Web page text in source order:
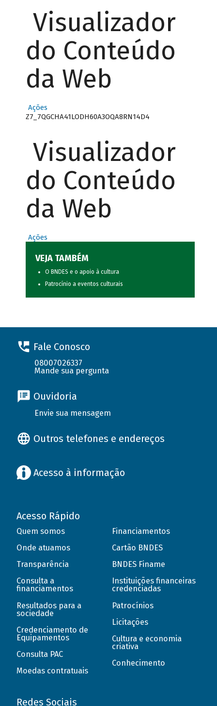
Visualizador
do Conteúdo
da Web
Ações
Z7_7QGCHA41LODH60A3OQA8RN14D4
Visualizador
do Conteúdo
da Web
Ações
VEJA TAMBÉM
O BNDES e o apoio à cultura
Patrocínio a eventos culturais
Fale Conosco
08007026337
Mande sua pergunta
Ouvidoria
Envie sua mensagem
Outros telefones e endereços
Acesso à informação
Acesso Rápido
Quem somos
Onde atuamos
Transparência
Consulta a
financiamentos
Resultados para a
sociedade
Credenciamento de
Equipamentos
Consulta PAC
Moedas contratuais
Financiamentos
Cartão BNDES
BNDES Finame
Instituições financeiras
credenciadas
Patrocínios
Licitações
Cultura e economia
criativa
Conhecimento
Redes Sociais